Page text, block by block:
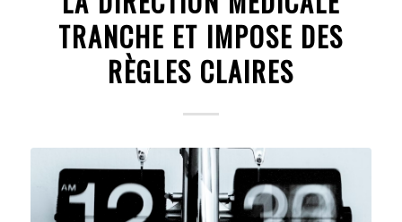
TRANCHE ET IMPOSE DES
RÈGLES CLAIRES